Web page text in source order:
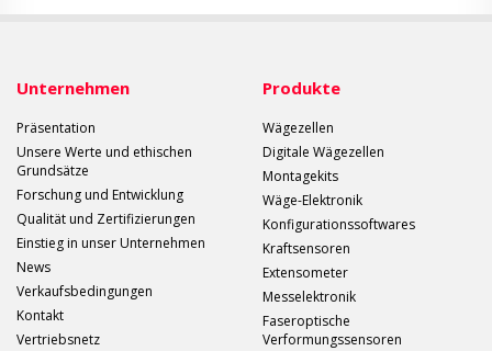
Unternehmen
Präsentation
Unsere Werte und ethischen
Grundsätze
Forschung und Entwicklung
Qualität und Zertifizierungen
Einstieg in unser Unternehmen
News
Verkaufsbedingungen
Kontakt
Vertriebsnetz
Produkte
Wägezellen
Digitale Wägezellen
Montagekits
Wäge-Elektronik
Konfigurationssoftwares
Kraftsensoren
Extensometer
Messelektronik
Faseroptische
Verformungssensoren